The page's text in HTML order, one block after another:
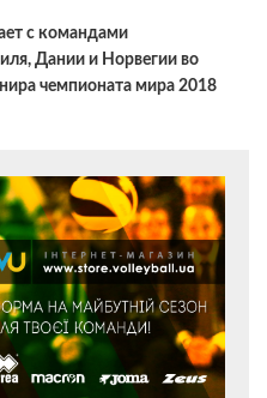
с командами
Дании и Норвегии во
чемпионата мира 2018